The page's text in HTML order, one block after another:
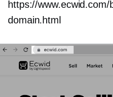
https://www.ecwid.com/
domain.html